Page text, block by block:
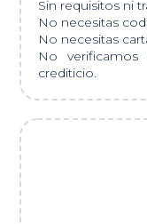
Sin requisitos ni
No necesitas
No necesitas
No verificamos
crediticio.